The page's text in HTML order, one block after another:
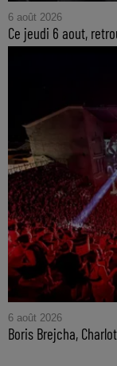
6 août 2026
Ce jeudi 6 aout,
6 août 2026
Boris Brejcha,